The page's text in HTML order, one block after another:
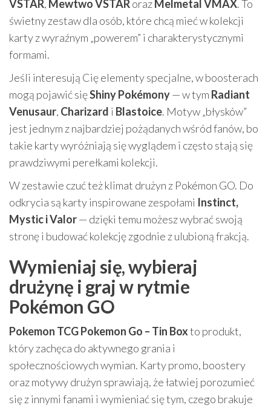
VSTAR, Mewtwo VSTARoraz Melmetal VMAX. To
świetny zestaw dla osób, które chcą mieć w kolekcji
karty z wyraźnym „powerem” i charakterystycznymi
formami.
Jeśli interesują Cię elementy specjalne, w boosterach
mogą pojawić sięShiny Pokémony— w tym Radiant
Venusaur, Charizard i Blastoice. Motyw „błysków”
jest jednym z najbardziej pożądanych wśród fanów, bo
takie karty wyróżniają się wyglądem i często stają się
prawdziwymi perełkami kolekcji.
W zestawie czuć też klimat drużyn z Pokémon GO. Do
odkrycia są karty inspirowane zespołami Instinct,
Mystic i Valor— dzięki temu możesz wybrać swoją
stronę i budować kolekcję zgodnie z ulubioną frakcją.
Wymieniaj się, wybieraj
drużynę i graj w rytmie
Pokémon GO
Pokemon TCG Pokemon Go – Tin Boxto produkt,
który zachęca do aktywnego grania i
społecznościowych wymian. Karty promo, boostery
oraz motywy drużyn sprawiają, że łatwiej porozumieć
się z innymi fanami i wymieniać się tym, czego brakuje